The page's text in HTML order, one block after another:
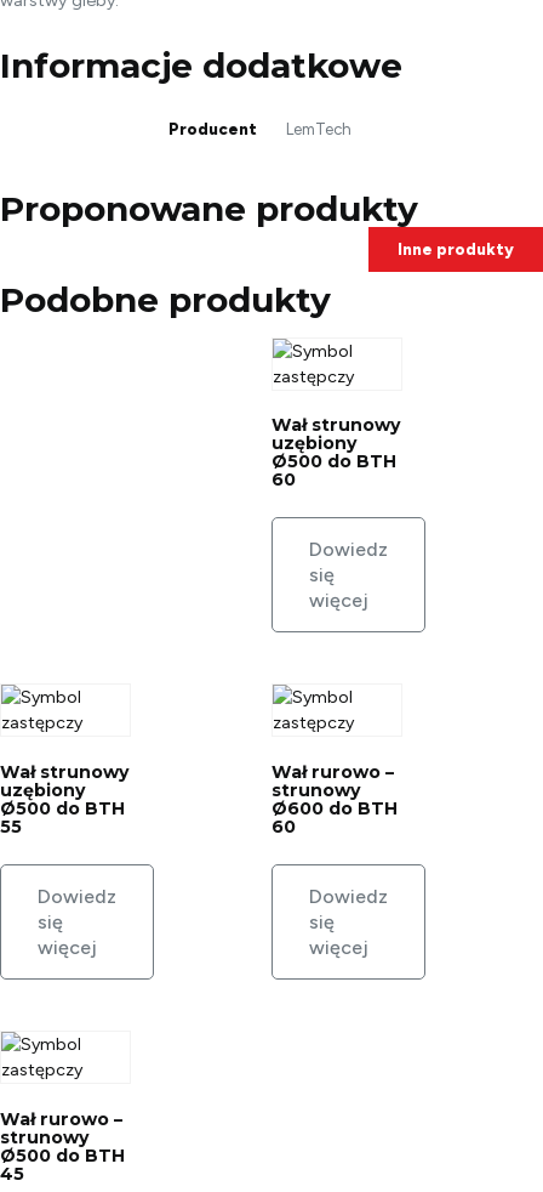
Informacje dodatkowe
Producent LemTech
Proponowane produkty
Inne produkty
Podobne produkty
Wał strunowy
uzębiony
Ø500 do BTH
60
Dowiedz
się
więcej
Wał strunowy
uzębiony
Ø500 do BTH
55
Dowiedz
się
więcej
Wał rurowo –
strunowy
Ø600 do BTH
60
Dowiedz
się
więcej
Wał rurowo –
strunowy
Ø500 do BTH
45